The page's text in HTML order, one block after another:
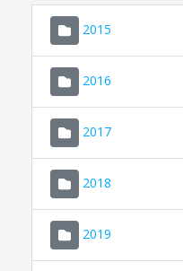
2015
2016
2017
2018
2019